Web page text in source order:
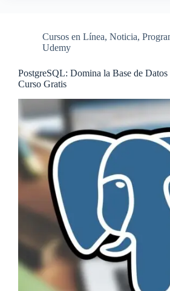
Cursos en Línea, Noticia,
Udemy
PostgreSQL: Domina la Base de Datos
Curso Gratis